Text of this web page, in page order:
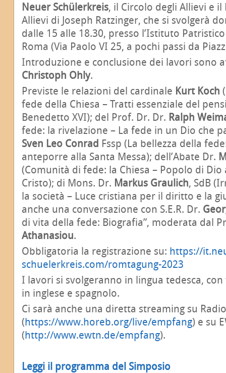
Neuer Schülerkreis, il Circolo degli Allievi e
Allievi di Joseph Ratzinger, che si svolgerà
dalle 15 alle 18.30, presso l’Istituto
Roma (Via Paolo VI 25, a pochi passi da
Introduzione e conclusione dei lavori sono
Christoph Ohly.
Previste le relazioni del cardinale Kurt Koch
fede della Chiesa – Tratti essenziale del
Benedetto XVI); del Prof. Dr. Dr. Ralph
fede: la rivelazione – La fede in un Dio che
Sven Leo Conrad Fssp (La bellezza della
anteporre alla Santa Messa); dell’Abate Dr.
(Comunità di fede: la Chiesa – Popolo di
Cristo); di Mons. Dr. Markus Graulich, SdB
la società – Luce cristiana per il diritto e la
anche una conversazione con S.E.R. Dr.
di vita della fede: Biografia”, moderata dal
Athanasiou.
Obbligatoria la registrazione su: https://
schuelerkreis.com/romtagung-2023
I lavori si svolgeranno in lingua tedesca,
in inglese e spagnolo.
Ci sarà anche una diretta streaming su
(https://www.horeb.org/live/empfang) e su
(http://www.ewtn.de/empfang).
Leggi il programma del Simposio